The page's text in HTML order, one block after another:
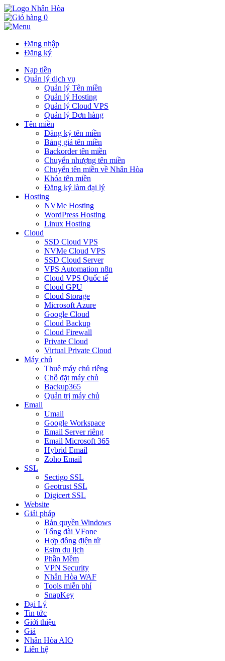
0
Đăng nhập
Đăng ký
Nạp tiền
Quản lý dịch vụ
Quản lý Tên miền
Quản lý Hosting
Quản lý Cloud VPS
Quản lý Đơn hàng
Tên miền
Đăng ký tên miền
Bảng giá tên miền
Backorder tên miền
Chuyển nhượng tên miền
Chuyển tên miền về Nhân Hòa
Khóa tên miền
Đăng ký làm đại lý
Hosting
NVMe Hosting
WordPress Hosting
Linux Hosting
Cloud
SSD Cloud VPS
NVMe Cloud VPS
SSD Cloud Server
VPS Automation n8n
Cloud VPS Quốc tế
Cloud GPU
Cloud Storage
Microsoft Azure
Google Cloud
Cloud Backup
Cloud Firewall
Private Cloud
Virtual Private Cloud
Máy chủ
Thuê máy chủ riêng
Chỗ đặt máy chủ
Backup365
Quản trị máy chủ
Email
Umail
Google Workspace
Email Server riêng
Email Microsoft 365
Hybrid Email
Zoho Email
SSL
Sectigo SSL
Geotrust SSL
Digicert SSL
Website
Giải pháp
Bản quyền Windows
Tổng đài VFone
Hợp đồng điện tử
Esim du lịch
Phần Mềm
VPN Security
Nhân Hòa WAF
Tools miễn phí
SnapKey
Đại Lý
Tin tức
Giới thiệu
Giá
Nhân Hòa AIO
Liên hệ